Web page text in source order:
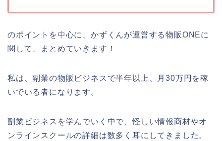
のポイントを中心に、かずくんが運営する物販ONEに
関して、まとめていきます！
私は、副業の物販ビジネスで半年以上、月30万円を稼
いでいる者になります。
副業ビジネスを学んでいく中で、怪しい情報商材やオ
ンラインスクールの詳細は数多く耳にしてきました。